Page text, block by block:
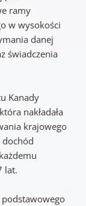
ramy
w wysokości
danej
świadczenia
Kanady
nakładała
krajowego
dochód
lat.